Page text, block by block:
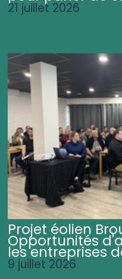
21 juillet 2026
Projet éolien
Opportunités
les entreprises
9 juillet 2026